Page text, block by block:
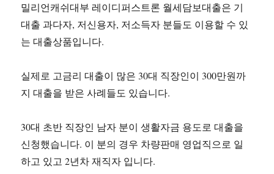
밀리언캐쉬대부 레이디퍼스트론 월세담보대출은 기
대출 과다자, 저신용자, 저소득자 분들도 이용할 수 있
는 대출상품입니다.
실제로 고금리 대출이 많은 30대 직장인이 300만원까
지 대출을 받은 사례들도 있습니다.
30대 초반 직장인 남자 분이 생활자금 용도로 대출을
신청했습니다. 이 분의 경우 차량판매 영업직으로 일
하고 있고 2년차 재직자 입니다.